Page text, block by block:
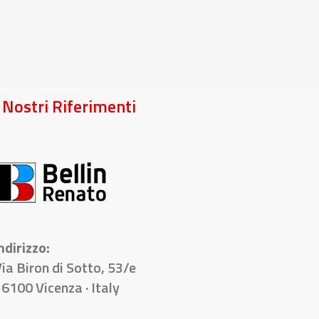
Riferimenti
Biron di Sotto, 53/e
Vicenza · Italy